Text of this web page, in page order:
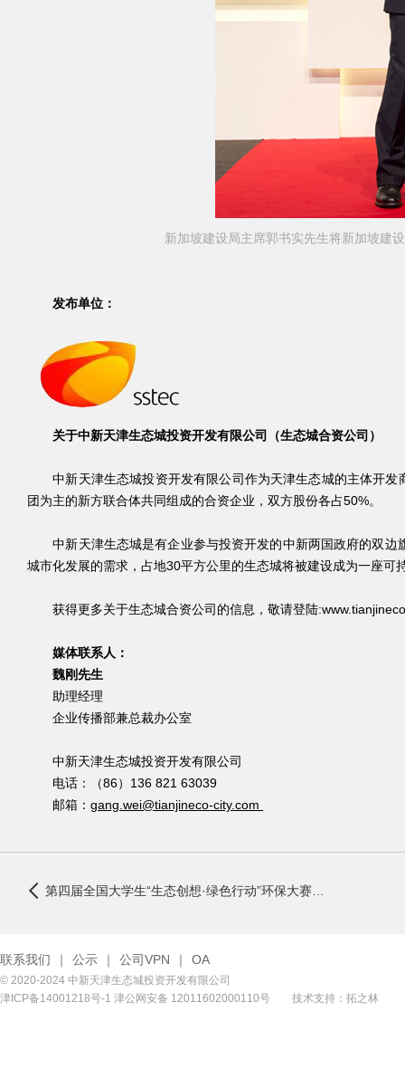
新加坡建设局主席郭书实先生将新加坡建
发布单位：
关于中新天津生态城投资开发有限公司（生态城合资公司）
中新天津生态城投资开发有限公司作为天津生态城的主体开发
团为主的新方联合体共同组成的合资企业，双方股份各占50%。
中新天津生态城是有企业参与投资开发的中新两国政府的双边
城市化发展的需求，占地30平方公里的生态城将被建设成为一座可
获得更多关于生态城合资公司的信息，敬请登陆:
媒体联系人：
魏刚先生
助理经理
企业传播部兼总裁办公室
中新天津生态城投资开发有限公司
电话：（86）136 821 63039
邮箱： gang.wei@tianjineco-city.com
联系我们 ｜ 公示 ｜ 公司VPN ｜ OA
© 2020-2024 中新天津生态城投资开发有限公司
津ICP备14001218号-1 津公网安备 12011602000110号 技术支持：拓之林